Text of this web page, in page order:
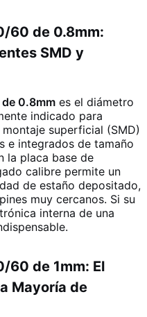
60 de 0.8mm:
SMD y
0.8mm es el diámetro
indicado para
superficial (SMD)
e integrados de tamaño
la placa base de
calibre permite un
de estaño depositado,
muy cercanos. Si su
interna de una
60 de 1mm: El
Mayoría de